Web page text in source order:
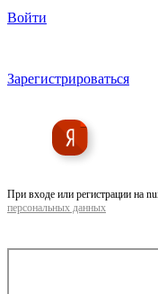
приобрету лкм,
Войти
Зарегистрироваться
При входе или регистрации на
персональных данных